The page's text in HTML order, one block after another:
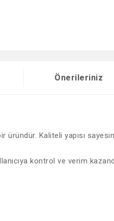
Önerileriniz
üründür. Kaliteli yapısı
kontrol ve verim